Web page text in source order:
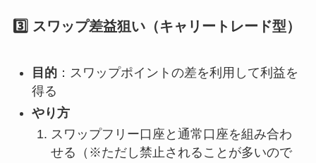
3️⃣ スワップ差益狙い（キャリートレード型）
目的：スワップポイントの差を利用して利益を
得る
やり方
スワップフリー口座と通常口座を組み合わ
せる（※ただし禁止されることが多いので